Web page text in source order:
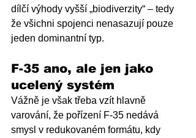
dílčí výhody vyšší „biodiverzity“ – tedy
že všichni spojenci nenasazují pouze
jeden dominantní typ.
F-35 ano, ale jen jako
ucelený systém
Vážně je však třeba vzít hlavně
varování, že pořízení F-35 nedává
smysl v redukovaném formátu, kdy